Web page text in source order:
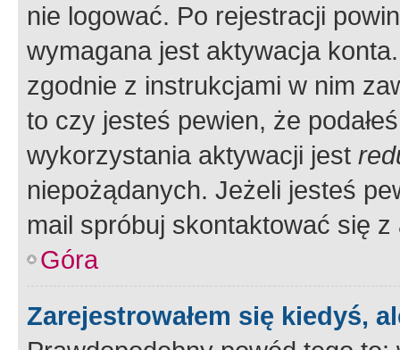
nie logować. Po rejestracji
wymagana jest aktywacja
zgodnie z instrukcjami w nim
to czy jesteś pewien, że
wykorzystania aktywacji jest
niepożądanych. Jeżeli jesteś
mail spróbuj skontaktować się
Góra
Zarejestrowałem się kiedyś,